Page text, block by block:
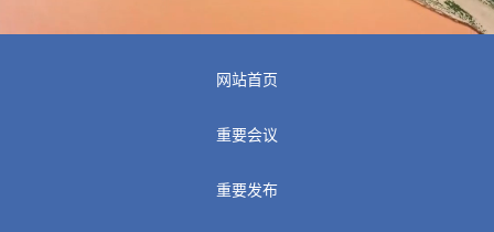
网站首页
重要会议
重要发布